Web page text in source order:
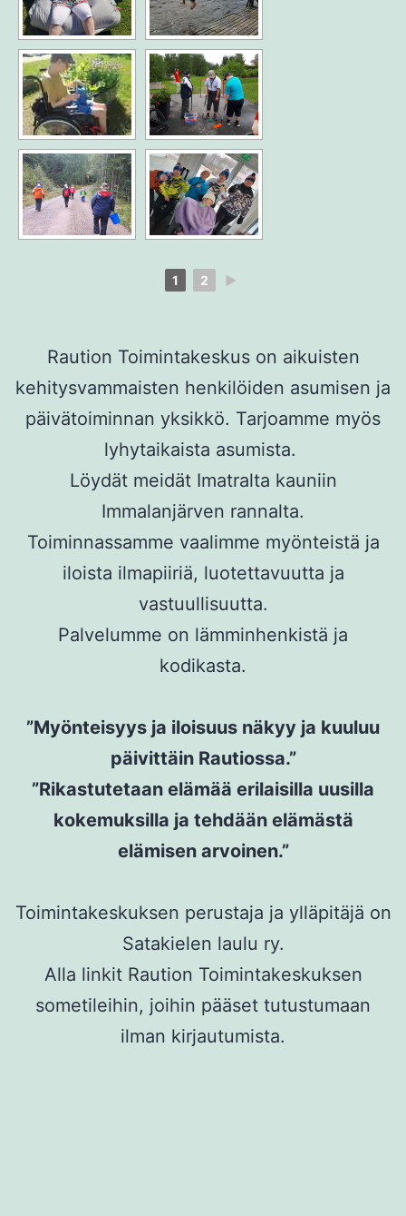
1 2 ►
Raution Toimintakeskus on aikuisten
kehitysvammaisten henkilöiden asumisen ja
päivätoiminnan yksikkö. Tarjoamme myös
lyhytaikaista asumista.
Löydät meidät Imatralta kauniin
Immalanjärven rannalta.
Toiminnassamme vaalimme myönteistä ja
iloista ilmapiiriä, luotettavuutta ja
vastuullisuutta.
Palvelumme on lämminhenkistä ja
kodikasta.
”Myönteisyys ja iloisuus näkyy ja kuuluu
päivittäin Rautiossa.”
”Rikastutetaan elämää erilaisilla uusilla
kokemuksilla ja tehdään elämästä
elämisen arvoinen.”
Toimintakeskuksen perustaja ja ylläpitäjä on
Satakielen laulu ry.
Alla linkit Raution Toimintakeskuksen
sometileihin, joihin pääset tutustumaan
ilman kirjautumista.